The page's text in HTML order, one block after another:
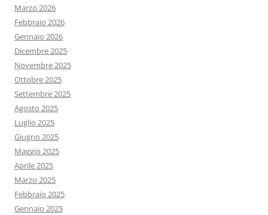
Marzo 2026
Febbraio 2026
Gennaio 2026
Dicembre 2025
Novembre 2025
Ottobre 2025
Settembre 2025
Agosto 2025
Luglio 2025
Giugno 2025
Maggio 2025
Aprile 2025
Marzo 2025
Febbraio 2025
Gennaio 2025